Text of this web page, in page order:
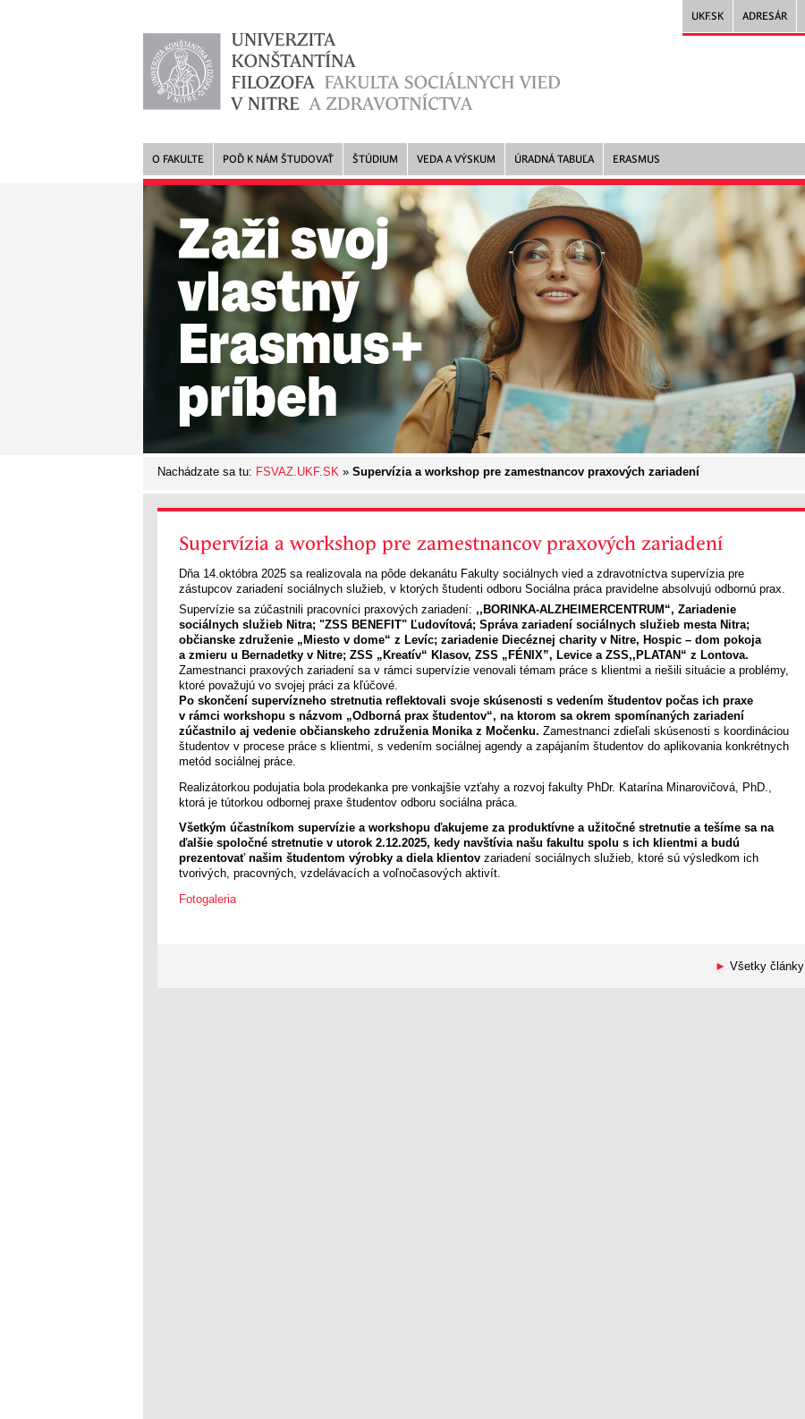
UKF.SK ADRESÁR
O FAKULTE POĎ K NÁM ŠTUDOVAŤ ŠTÚDIUM VEDA A VÝSKUM ÚRADNÁ TABUĽA ERASMUS
Nachádzate sa tu: FSVAZ.UKF.SK » Supervízia a workshop pre zamestnancov praxových zariadení
Supervízia a workshop pre zamestnancov praxových zariadení
Dňa 14.októbra 2025 sa realizovala na pôde dekanátu Fakulty sociálnych vied a zdravotníctva supervízia pre
zástupcov zariadení sociálnych služieb, v ktorých študenti odboru Sociálna práca pravidelne absolvujú odbornú prax.
Supervízie sa zúčastnili pracovníci praxových zariadení: ,,BORINKA-ALZHEIMERCENTRUM“, Zariadenie
sociálnych služieb Nitra; "ZSS BENEFIT" Ľudovítová; Správa zariadení sociálnych služieb mesta Nitra;
občianske združenie „Miesto v dome“ z Levíc; zariadenie Diecéznej charity v Nitre, Hospic – dom pokoja
a zmieru u Bernadetky v Nitre; ZSS „Kreatív“ Klasov, ZSS „FÉNIX”, Levice a ZSS,,PLATAN“ z Lontova.
Zamestnanci praxových zariadení sa v rámci supervízie venovali témam práce s klientmi a riešili situácie a problémy,
ktoré považujú vo svojej práci za kľúčové.
Po skončení supervízneho stretnutia reflektovali svoje skúsenosti s vedením študentov počas ich praxe
v rámci workshopu s názvom „Odborná prax študentov“, na ktorom sa okrem spomínaných zariadení
zúčastnilo aj vedenie občianskeho združenia Monika z Močenku. Zamestnanci zdieľali skúsenosti s koordináciou
študentov v procese práce s klientmi, s vedením sociálnej agendy a zapájaním študentov do aplikovania konkrétnych
metód sociálnej práce.
Realizátorkou podujatia bola prodekanka pre vonkajšie vzťahy a rozvoj fakulty PhDr. Katarína Minarovičová, PhD.,
ktorá je tútorkou odbornej praxe študentov odboru sociálna práca.
Všetkým účastníkom supervízie a workshopu ďakujeme za produktívne a užitočné stretnutie a tešíme sa na
ďalšie spoločné stretnutie v utorok 2.12.2025, kedy navštívia našu fakultu spolu s ich klientmi a budú
prezentovať našim študentom výrobky a diela klientov zariadení sociálnych služieb, ktoré sú výsledkom ich
tvorivých, pracovných, vzdelávacích a voľnočasových aktivít.
Fotogaleria
► Všetky články